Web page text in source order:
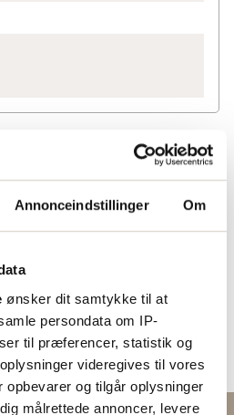
Annonceindstillinger Om
ønsker dit samtykke til at
persondata om IP-
til præferencer, statistik og
videregives til vores
opbevarer og tilgår oplysninger
målrettede annoncer, levere